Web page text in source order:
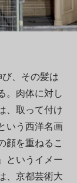
、その髪は
。肉体に対し
、取って付け
いう西洋名画
顔を重ねるこ
というイメー
、京都芸術大